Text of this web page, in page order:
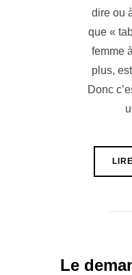
dire ou
que «
femme
plus,
Donc
Le